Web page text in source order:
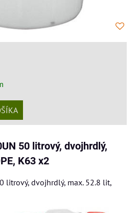
50 litrový, dvojhrdlý,
K63 x2
litrový, dvojhrdlý, max. 52.8 lit,